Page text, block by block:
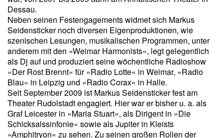
Dessau.
Neben seinen Festengagements widmet sich Markus
Seidensticker noch diversen Eigenproduktionen, wie
szenischen Lesungen, musikalischen Programmen, unter
anderem mit den »Weimar Harmonists«, legt gelegentlich
als Dj auf und produziert seine wöchentliche Radioshow
»Der Rost Brennt« für »Radio Lotte« in Weimar, »Radio
Blau« in Leipzig und »Radio Corax« in Halle.
Seit September 2009 ist Markus Seidensticker fest am
Theater Rudolstadt engagiert. Hier war er bisher u. a. als
Graf Leicester in »Maria Stuart«, als Dirigent in »Die
Schicksalssinfonie« sowie als Jupiter in Kleists
»Amphitryon« zu sehen. Zu seinen großen Rollen der